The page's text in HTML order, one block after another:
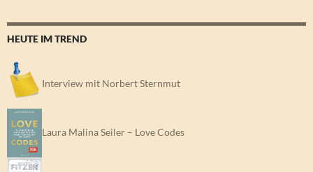
HEUTE IM TREND
Interview mit Norbert Sternmut
Laura Malina Seiler – Love Codes